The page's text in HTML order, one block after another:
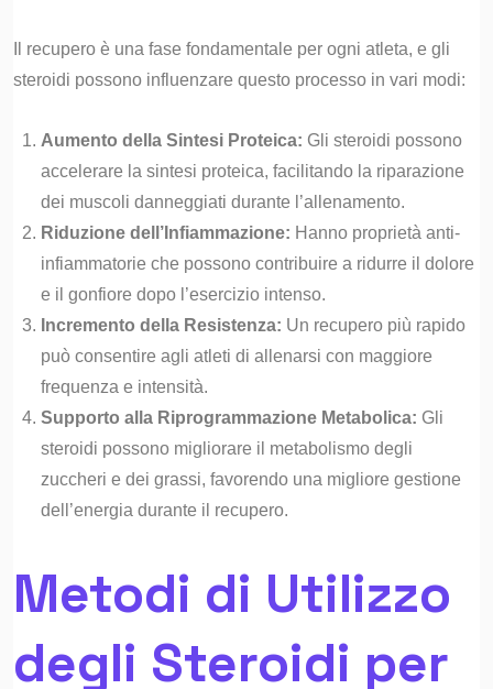
Il recupero è una fase fondamentale per ogni atleta, e gli
steroidi possono influenzare questo processo in vari modi:
Aumento della Sintesi Proteica: Gli steroidi possono
accelerare la sintesi proteica, facilitando la riparazione
dei muscoli danneggiati durante l’allenamento.
Riduzione dell’Infiammazione: Hanno proprietà anti-
infiammatorie che possono contribuire a ridurre il dolore
e il gonfiore dopo l’esercizio intenso.
Incremento della Resistenza: Un recupero più rapido
può consentire agli atleti di allenarsi con maggiore
frequenza e intensità.
Supporto alla Riprogrammazione Metabolica: Gli
steroidi possono migliorare il metabolismo degli
zuccheri e dei grassi, favorendo una migliore gestione
dell’energia durante il recupero.
Metodi di Utilizzo
degli Steroidi per